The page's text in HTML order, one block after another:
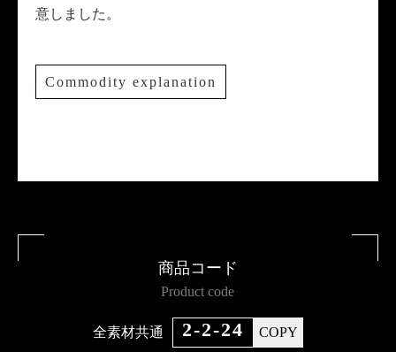
意しました。
Commodity explanation
商品コード
Product code
全素材共通 2-2-24 COPY